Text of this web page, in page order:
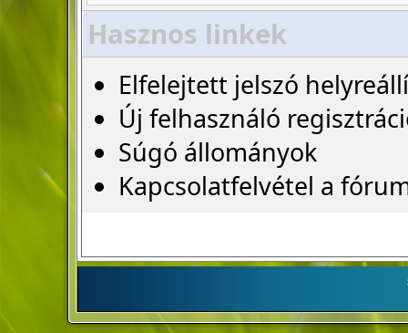
Hasznos linkek
Elfelejtett jelszó
Új felhasználó
Súgó állományok
Kapcsolatfelvétel a